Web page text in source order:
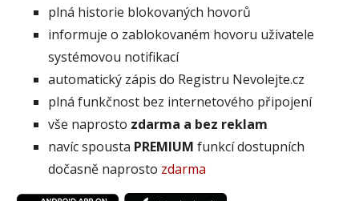
plná historie blokovaných hovorů
informuje o zablokovaném hovoru uživatele
systémovou notifikací
automatický zápis do Registru Nevolejte.cz
plná funkčnost bez internetového připojení
vše naprosto zdarma a bez reklam
navíc spousta PREMIUM funkcí dostupních
dočasně naprosto zdarma